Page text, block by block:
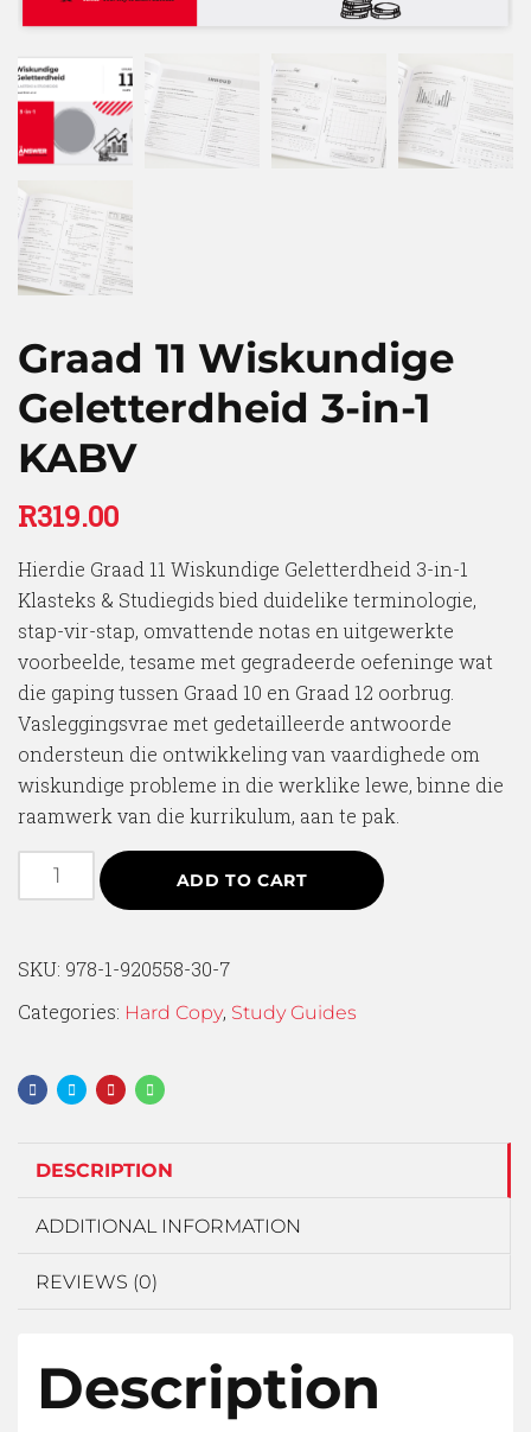
Graad 11 Wiskundige
Geletterdheid 3-in-1
KABV
R319.00
Hierdie Graad 11 Wiskundige Geletterdheid 3-in-1
Klasteks & Studiegids bied duidelike terminologie,
stap-vir-stap, omvattende notas en uitgewerkte
voorbeelde, tesame met gegradeerde oefeninge wat
die gaping tussen Graad 10 en Graad 12 oorbrug.
Vasleggingsvrae met gedetailleerde antwoorde
ondersteun die ontwikkeling van vaardighede om
wiskundige probleme in die werklike lewe, binne die
raamwerk van die kurrikulum, aan te pak.
ADD TO CART
SKU: 978-1-920558-30-7
Categories: Hard Copy, Study Guides
DESCRIPTION
ADDITIONAL INFORMATION
REVIEWS (0)
Description